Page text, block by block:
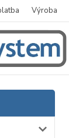
Výroba